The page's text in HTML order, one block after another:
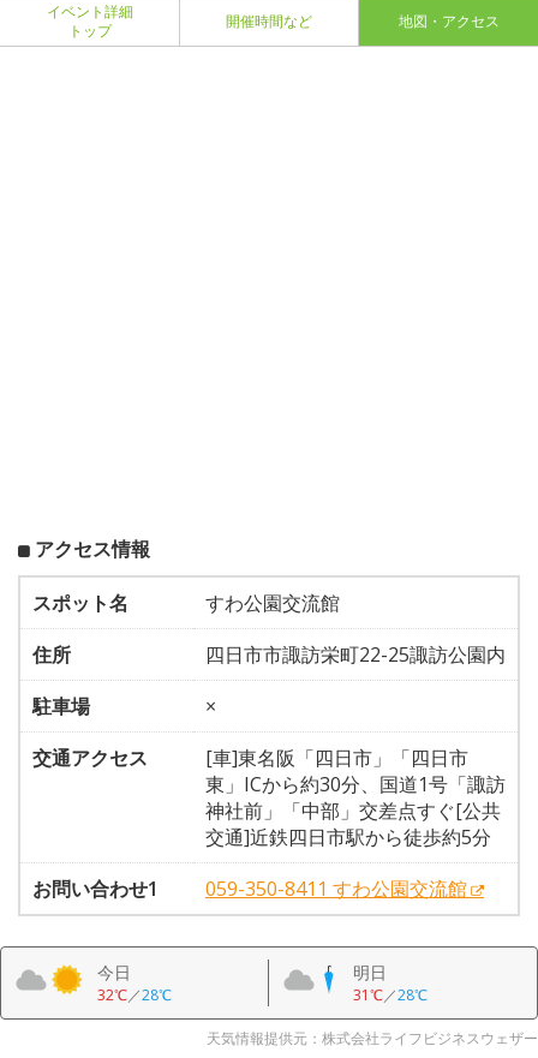
イベント詳細
トップ
開催時間など 地図・アクセス
アクセス情報
スポット名
すわ公園交流館
住所
四日市市諏訪栄町22-25諏訪公園内
駐車場
×
交通アクセス
[車]東名阪「四日市」「四日市
東」ICから約30分、国道1号「諏訪
神社前」「中部」交差点すぐ[公共
交通]近鉄四日市駅から徒歩約5分
お問い合わせ1
059-350-8411 すわ公園交流館
今日
32℃／28℃
明日
31℃／28℃
天気情報提供元：株式会社ライフビジネスウェザー